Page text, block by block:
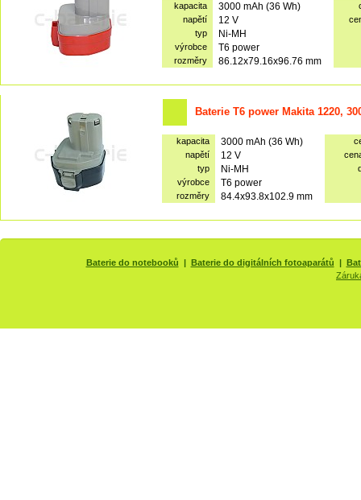
kapacita 3000 mAh (36 Wh)
napětí
12 V
typ
Ni-MH
výrobce T6 power
rozměry 86.12x79.16x96.76 mm
Baterie T6 power Makita 1220,
kapacita 3000 mAh (36 Wh)
napětí
12 V
typ
Ni-MH
výrobce
T6 power
rozměry 84.4x93.8x102.9 mm
Baterie do notebooků | Baterie do digitálních fotoaparátů |